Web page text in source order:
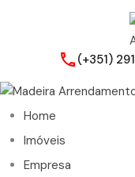
(+351)
Home
Imóveis
Empresa